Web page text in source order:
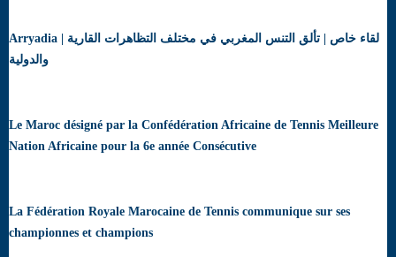
Arryadia | لقاء خاص | تألق التنس المغربي في مختلف التظاهرات القارية
والدولية
Le Maroc désigné par la Confédération Africaine de Tennis Meilleure
Nation Africaine pour la 6e année Consécutive
La Fédération Royale Marocaine de Tennis communique sur ses
championnes et champions